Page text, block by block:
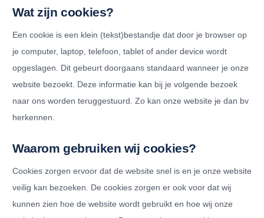
Wat zijn cookies?
Een cookie is een klein (tekst)bestandje dat door je browser op
je computer, laptop, telefoon, tablet of ander device wordt
opgeslagen. Dit gebeurt doorgaans standaard wanneer je onze
website bezoekt. Deze informatie kan bij je volgende bezoek
naar ons worden teruggestuurd. Zo kan onze website je dan bv
herkennen.
Waarom gebruiken wij cookies?
Cookies zorgen ervoor dat de website snel is en je onze website
veilig kan bezoeken. De cookies zorgen er ook voor dat wij
kunnen zien hoe de website wordt gebruikt en hoe wij onze